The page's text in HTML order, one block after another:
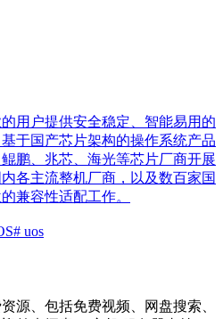
用户提供安全稳定、智能易用的
于国产芯片架构的操作系统产品
鹏、兆芯、海光等芯片厂商开展
各主流整机厂商，以及数百家国
兼容性适配工作。
# uos
源、包括免费视频、网盘搜索、